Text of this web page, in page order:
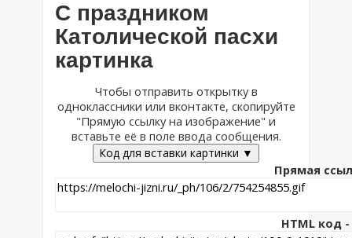
С праздником
Католической пасхи
картинка
Чтобы отправить открытку в
одноклассники или вконтакте, скопируйте
"Прямую ссылку на изображение" и
вставьте её в поле ввода сообщения.
Код для вставки картинки ▼
Прямая
HTML код